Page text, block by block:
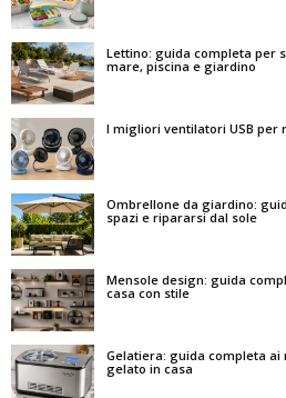
Lettino: guida completa per
mare, piscina e giardino
I migliori ventilatori USB per
Ombrellone da giardino:
spazi e ripararsi dal sole
Mensole design: guida
casa con stile
Gelatiera: guida completa
gelato in casa